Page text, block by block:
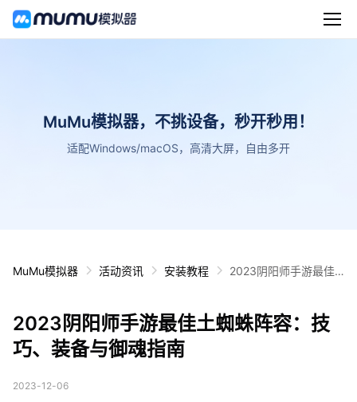
MuMu模拟器，不挑设备，秒开秒用！
适配Windows/macOS，高清大屏，自由多开
MuMu模拟器 活动资讯 安装教程
2023阴阳师手游最佳
2023阴阳师手游最佳土蜘蛛阵容：技
巧、装备与御魂指南
2023-12-06